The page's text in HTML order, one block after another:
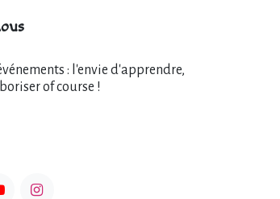
: l'envie d'apprendre,
of course !